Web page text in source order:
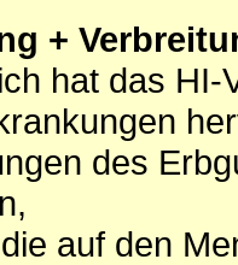
+
hat das HI-
des
auf den